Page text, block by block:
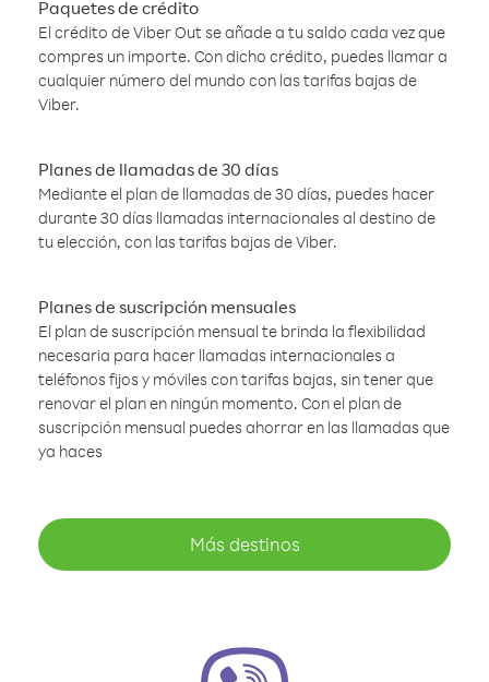
Paquetes de crédito
El crédito de Viber Out se añade a tu saldo cada vez que
compres un importe. Con dicho crédito, puedes llamar a
cualquier número del mundo con las tarifas bajas de
Viber.
Planes de llamadas de 30 días
Mediante el plan de llamadas de 30 días, puedes hacer
durante 30 días llamadas internacionales al destino de
tu elección, con las tarifas bajas de Viber.
Planes de suscripción mensuales
El plan de suscripción mensual te brinda la flexibilidad
necesaria para hacer llamadas internacionales a
teléfonos fijos y móviles con tarifas bajas, sin tener que
renovar el plan en ningún momento. Con el plan de
suscripción mensual puedes ahorrar en las llamadas que
ya haces
Más destinos